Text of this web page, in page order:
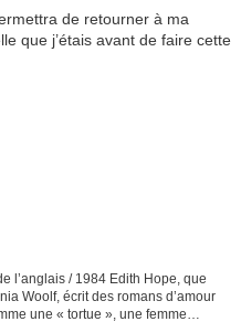
l’anglais / 1984 Edith Hope, que
Woolf, écrit des romans d’amour
une « tortue », une femme